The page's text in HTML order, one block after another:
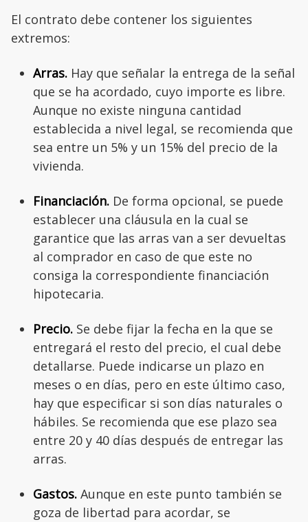
El contrato debe contener los siguientes
extremos:
Arras. Hay que señalar la entrega de la señal
que se ha acordado, cuyo importe es libre.
Aunque no existe ninguna cantidad
establecida a nivel legal, se recomienda que
sea entre un 5% y un 15% del precio de la
vivienda.
Financiación. De forma opcional, se puede
establecer una cláusula en la cual se
garantice que las arras van a ser devueltas
al comprador en caso de que este no
consiga la correspondiente financiación
hipotecaria.
Precio. Se debe fijar la fecha en la que se
entregará el resto del precio, el cual debe
detallarse. Puede indicarse un plazo en
meses o en días, pero en este último caso,
hay que especificar si son días naturales o
hábiles. Se recomienda que ese plazo sea
entre 20 y 40 días después de entregar las
arras.
Gastos. Aunque en este punto también se
goza de libertad para acordar, se